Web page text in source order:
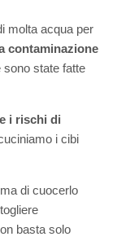
molta acqua per
contaminazione
sono state fatte
i rischi di
i cibi
di cuocerlo
basta solo